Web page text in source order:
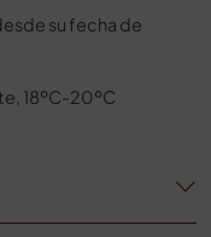
su fecha de
18ºC-20ºC